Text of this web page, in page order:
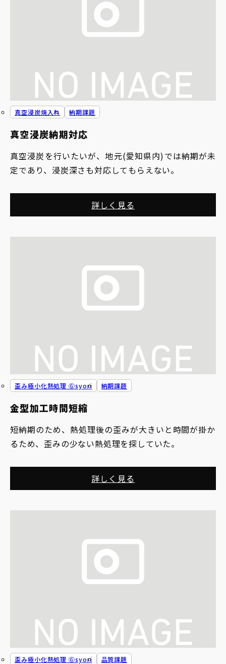
真空浸炭納期対応
真空浸炭焼入れ 納期課題
真空浸炭を行いたいが、地元(愛知県内)では納期が未
定であり、浸炭深さも対応してもらえない。
詳しく見る
金型加工時間短縮
歪み極小化熱処理 Ⓖsyori 納期課題
短納期のため、熱処理後の歪みが大きいと時間が掛か
るため、歪みの少ない熱処理を探していた。
詳しく見る
歪み極小化熱処理 Ⓖsyori 品質課題